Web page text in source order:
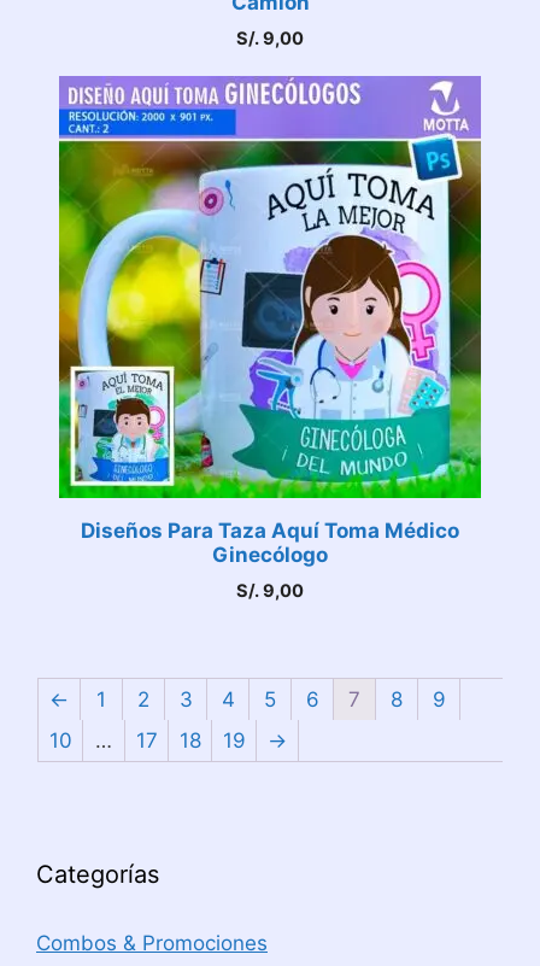
S/.9,00
Diseños Para Taza Aquí Toma Médico
Ginecólogo
S/.9,00
← 1 2 3 4 5 6 7 8
9
10
… 17 18 19 →
Categorías
Combos & Promociones